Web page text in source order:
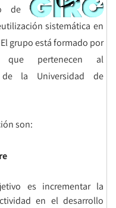
de
sistemática en
grupo está formado por
que pertenecen al
de la Universidad de
son:
es incrementar la
en el desarrollo